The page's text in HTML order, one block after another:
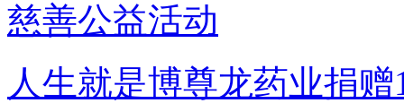
慈善公益活动
人生就是博尊龙药业捐